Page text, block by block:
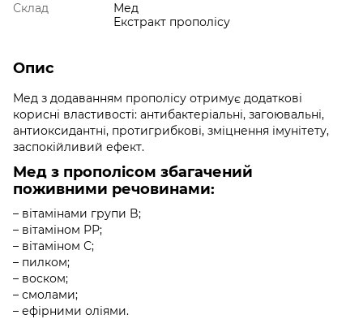
Склад
Мед
Екстракт прополісу
Опис
Мед з додаванням прополісу отримує додаткові
корисні властивості: антибактеріальні, загоювальні,
антиоксидантні, протигрибкові, зміцнення імунітету,
заспокійливий ефект.
Мед з прополісом збагачений
поживними речовинами:
– вітамінами групи B;
– вітаміном РР;
– вітаміном С;
– пилком;
– воском;
– смолами;
– ефірними оліями.